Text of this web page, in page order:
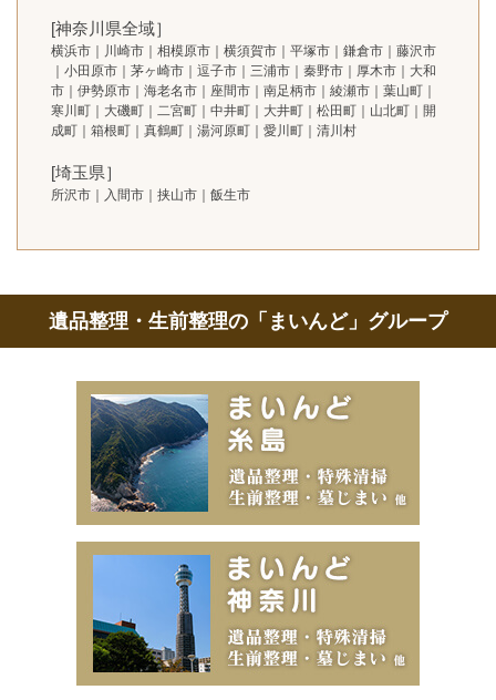
[神奈川県全域］
横浜市｜川崎市｜相模原市｜横須賀市｜平塚市｜鎌倉市｜藤沢市
｜小田原市｜茅ヶ崎市｜逗子市｜三浦市｜秦野市｜厚木市｜大和
市｜伊勢原市｜海老名市｜座間市｜南足柄市｜綾瀬市｜葉山町｜
寒川町｜大磯町｜二宮町｜中井町｜大井町｜松田町｜山北町｜開
成町｜箱根町｜真鶴町｜湯河原町｜愛川町｜清川村
[埼玉県］
所沢市｜入間市｜挟山市｜飯生市
遺品整理・生前整理の「まいんど」グループ